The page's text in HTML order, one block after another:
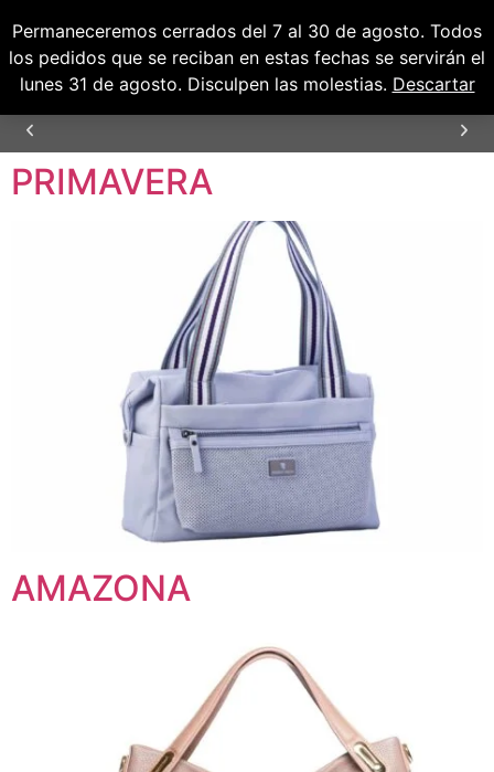
Permaneceremos cerrados del 7 al 30 de agosto. Todos
los pedidos que se reciban en estas fechas se servirán el
lunes 31 de agosto. Disculpen las molestias. Descartar
0,00€
0
ENVÍOS GRATUITOS PARA PENÍNSULA Y
BALEARES
PRIMAVERA
AMAZONA